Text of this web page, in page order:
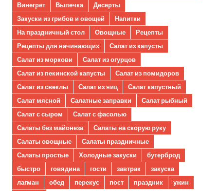
Винегрет
Выпечка
Десерты
Закуски из грибов и овощей
Напитки
На праздничный стол
Овощные
Рецепты
Рецепты для начинающих
Салат из капусты
Салат из моркови
Салат из огурцов
Салат из пекинской капусты
Салат из помидоров
Салат из свеклы
Салат из яиц
Салат капустный
Салат мясной
Салатные заправки
Салат рыбный
Салат с сыром
Салат с фасолью
Салаты без майонеза
Салаты на скорую руку
Салаты овощные
Салаты праздничные
Салаты простые
Холодные закуски
бутерброд
быстро
говядина гости завтрак
закуска
лагман
обед перекус пост праздник
ужин